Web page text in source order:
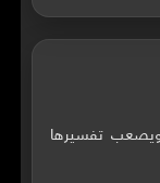
ويصعب تفسيرها